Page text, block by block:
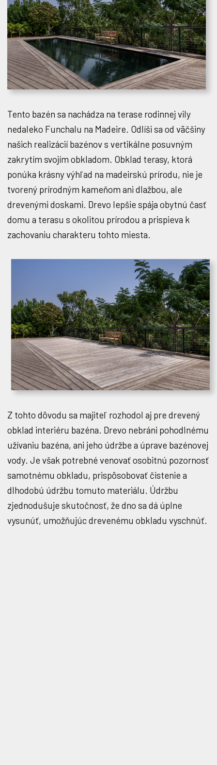
Tento bazén sa nachádza na terase rodinnej vily
nedaleko Funchalu na Madeire. Odlíši sa od väčšiny
našich realizácií bazénov s vertikálne posuvným
zakrytím svojím obkladom. Obklad terasy, ktorá
ponúka krásny výhľad na madeirskú prírodu, nie je
tvorený prírodným kameňom ani dlažbou, ale
drevenými doskami. Drevo lepšie spája obytnú časť
domu a terasu s okolitou prírodou a prispieva k
zachovaniu charakteru tohto miesta.
Z tohto dôvodu sa majiteľ rozhodol aj pre drevený
obklad interiéru bazéna. Drevo nebráni pohodlnému
užívaniu bazéna, ani jeho údržbe a úprave bazénovej
vody. Je však potrebné venovať osobitnú pozornosť
samotnému obkladu, prispôsobovať čistenie a
dlhodobú údržbu tomuto materiálu. Údržbu
zjednodušuje skutočnosť, že dno sa dá úplne
vysunúť, umožňujúc drevenému obkladu vyschnúť.